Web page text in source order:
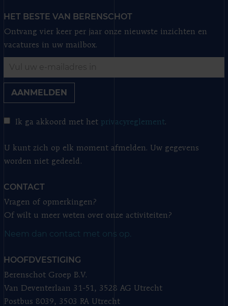
HET BESTE VAN BERENSCHOT
Ontvang vier keer per jaar onze nieuwste inzichten en
vacatures in uw mailbox.
AANMELDEN
Ik ga akkoord met het privacyreglement.
U kunt zich op elk moment afmelden. Uw gegevens
worden niet gedeeld.
CONTACT
Vragen of opmerkingen?
Of wilt u meer weten over onze activiteiten?
Neem dan contact met ons op.
HOOFDVESTIGING
Berenschot Groep B.V.
Van Deventerlaan 31-51, 3528 AG Utrecht
Postbus 8039, 3503 RA Utrecht